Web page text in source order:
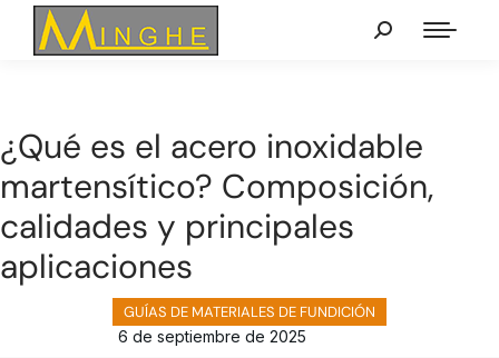
¿Qué es el acero inoxidable
martensítico? Composición,
calidades y principales
aplicaciones
6 de septiembre de 2025
GUÍAS DE MATERIALES DE FUNDICIÓN